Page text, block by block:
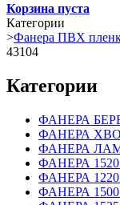
Корзина пуста
Категории
>Фанера ПВХ
43104
Категории
ФАНЕРА
ФАНЕРА
ФАНЕРА
ФАНЕРА 1520
ФАНЕРА 1220
ФАНЕРА 1500